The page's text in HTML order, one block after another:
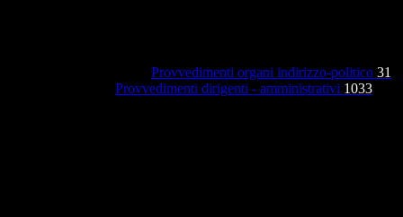
Provvedimenti organi indirizzo-politico 31
Provvedimenti dirigenti - amministrativi 1033